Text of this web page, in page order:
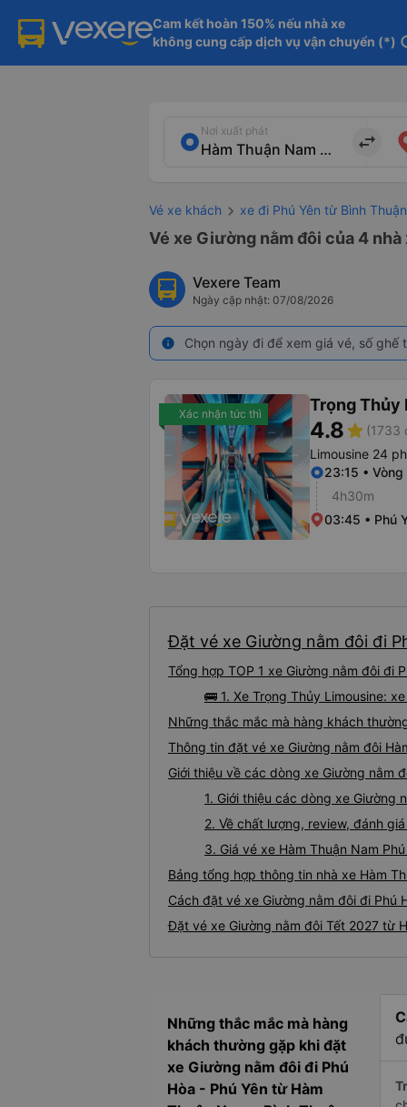
Cam kết hoàn 150% nếu nhà xe
không cung cấp dịch vụ vận chuyển (*)
Nơi xuất phát
import_export
Vé xe khách xe đi Phú Yên từ Bình Thuận
Vé xe Giường nằm đôi của 4
Vexere Team
Ngày cập nhật: 07/08/2026
info Chọn ngày đi để xem giá vé, số
Xác nhận tức thì Trọng Thủy
4.8star (1733
Limousine 24
23:15 •
4h30m
03:45 • Phú
Đặt vé xe Giường nằm đôi đi
Tổng hợp TOP 1 xe Giường nằm đôi đi
🚌 1. Xe Trọng Thủy Limousine:
Những thắc mắc mà hàng khách
Thông tin đặt vé xe Giường nằm đôi
Giới thiệu về các dòng xe Giường nằm
1. Giới thiệu các dòng xe Giường
2. Về chất lượng, review, đánh
3. Giá vé xe Hàm Thuận Nam Phú
Bảng tổng hợp thông tin nhà xe Hàm
Cách đặt vé xe Giường nằm đôi đi Phú
Đặt vé xe Giường nằm đôi Tết 2027 từ
Những thắc mắc mà hàng
khách thường gặp khi đặt
xe Giường nằm đôi đi Phú
Hòa - Phú Yên từ Hàm